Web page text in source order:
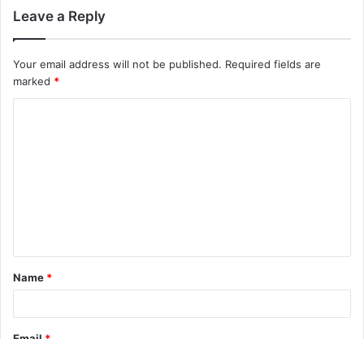
Leave a Reply
Your email address will not be published. Required fields are
marked *
Name *